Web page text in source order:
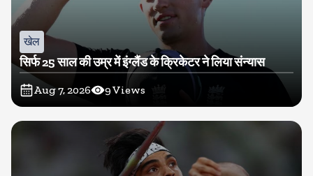
खेल
सिर्फ 25 साल की उम्र में इंग्लैंड के क्रिकेटर ने लिया संन्यास
Aug 7, 2026 9Views